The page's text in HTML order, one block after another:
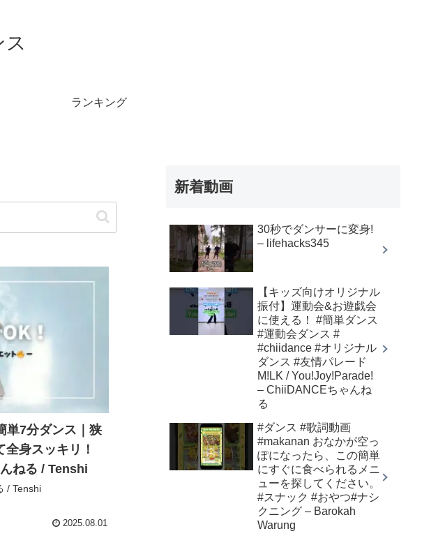
ランキング
単7分ダンス｜狭
身スッキリ！
ねる / Tenshi
/ Tenshi
2025.08.01
新着動画
30秒でダンサーに変身!
– lifehacks345
【キッズ向けオリジナル
振付】運動会&お遊戯会
に使える！ #簡単ダンス
#運動会ダンス #
#chiidance #オリジナル
ダンス #友情パレード
M!LK / You!Joy!Parade!
– ChiiDANCEちゃんね
る
#ダンス #歌詞動画
#makanan おなかが空っ
ぽになったら、この簡単
にすぐに食べられるメニ
ューを探してください。
#スナック #おやつ#ナシ
クニング – Barokah
Warung